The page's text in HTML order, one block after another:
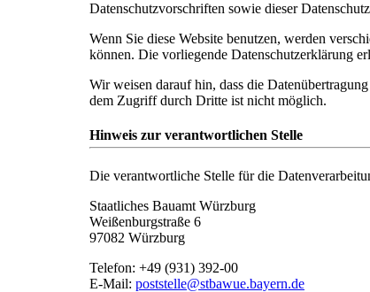
Datenschutzvorschriften sowie dieser
Wenn Sie diese Website benutzen, werden
können. Die vorliegende Datenschutzerklärung
Wir weisen darauf hin, dass die
dem Zugriff durch Dritte ist nicht möglich.
Hinweis zur verantwortlichen Stelle
Die verantwortliche Stelle für die
Staatliches Bauamt Würzburg
Weißenburgstraße 6
97082 Würzburg
Telefon: +49 (931) 392-00
E-Mail: poststelle@stbawue.bayern.de